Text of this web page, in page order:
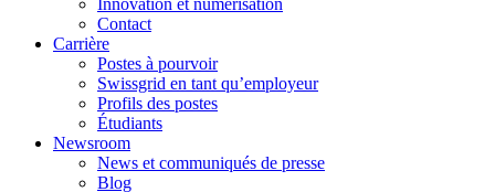
Innovation et numérisation
Contact
Carrière
Postes à pourvoir
Swissgrid en tant qu’employeur
Profils des postes
Étudiants
Newsroom
News et communiqués de presse
Blog